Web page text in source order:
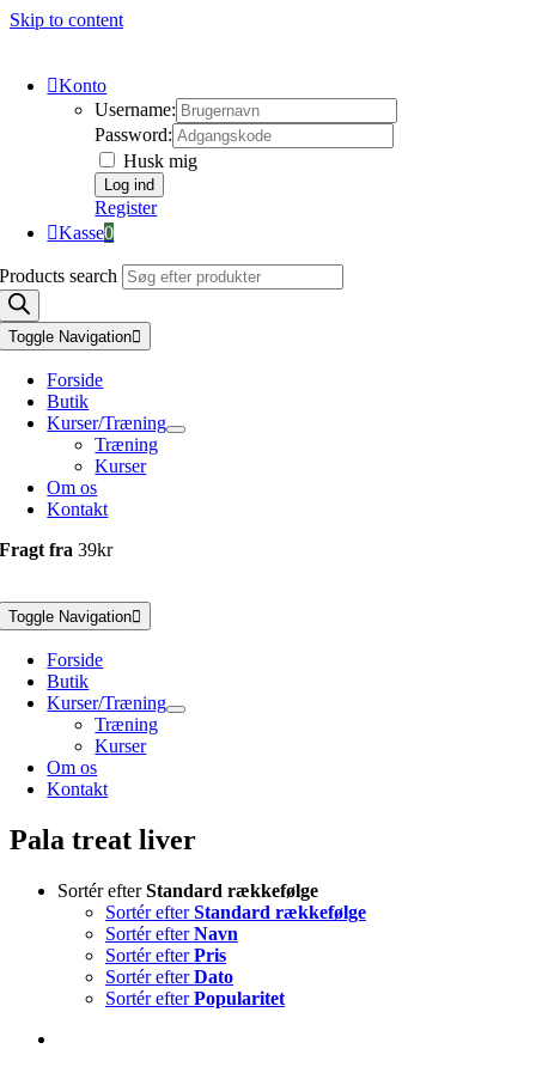
Skip to content
Konto
Username:
Password:
Husk mig
Register
Kasse0
Products search
Toggle Navigation
Forside
Butik
Kurser/Træning
Træning
Kurser
Om os
Kontakt
Fragt fra39kr
Toggle Navigation
Forside
Butik
Kurser/Træning
Træning
Kurser
Om os
Kontakt
Pala treat liver
Sortér efterStandard rækkefølge
Sortér efterStandard rækkefølge
Sortér efterNavn
Sortér efterPris
Sortér efterDato
Sortér efterPopularitet